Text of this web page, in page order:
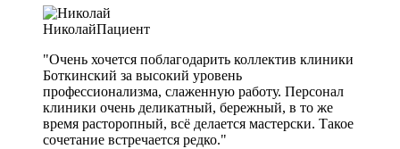
НиколайПациент
"Очень хочется поблагодарить коллектив клиники
Боткинский за высокий уровень
профессионализма, слаженную работу. Персонал
клиники очень деликатный, бережный, в то же
время расторопный, всё делается мастерски. Такое
сочетание встречается редко."